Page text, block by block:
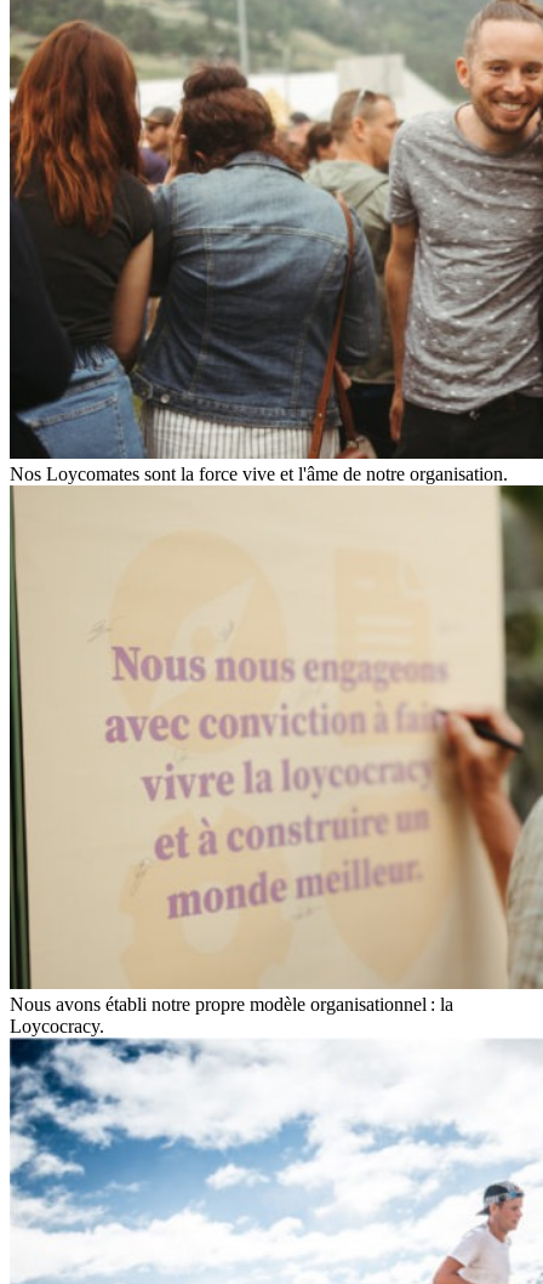
Nos Loycomates sont la force vive et l'âme de notre organisation.
Nous avons établi notre propre modèle organisationnel : la
Loycocracy.